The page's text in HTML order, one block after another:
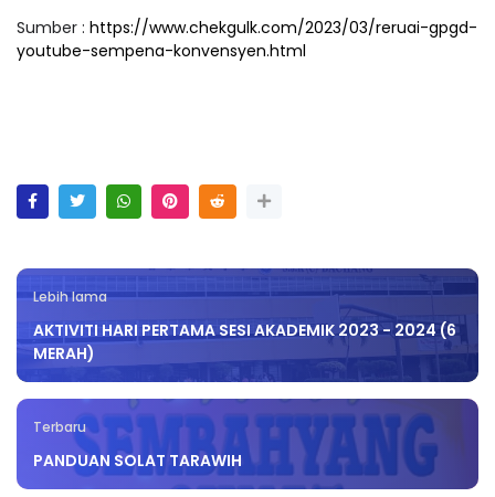
Sumber : https://www.chekgulk.com/2023/03/reruai-gpgd-
youtube-sempena-konvensyen.html
Lebih lama
AKTIVITI HARI PERTAMA SESI AKADEMIK 2023 - 2024 (6
MERAH)
Terbaru
PANDUAN SOLAT TARAWIH